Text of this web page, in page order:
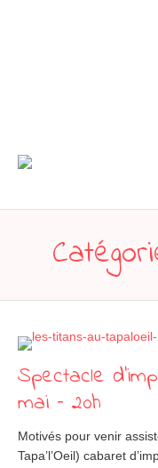
Spectacle
mai – 20h
Motivés pour venir
Tapa’l’Oeil) cabaret